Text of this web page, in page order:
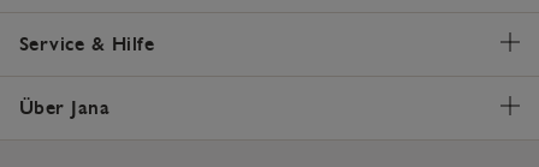
Service & Hilfe
Über Jana